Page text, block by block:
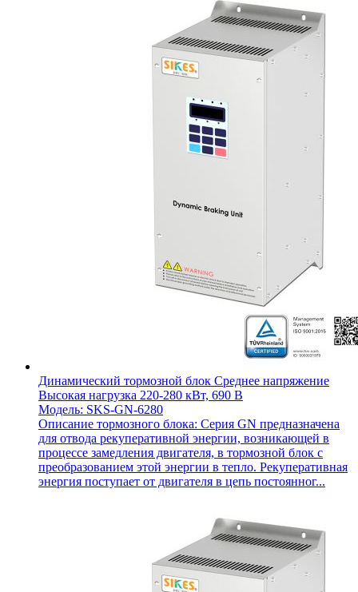
Динамический тормозной блок Среднее напряжение
Высокая нагрузка 220-280 кВт, 690 В
Модель: SKS-GN-6280
Описание тормозного блока: Серия GN предназначена
для отвода рекуперативной энергии, возникающей в
процессе замедления двигателя, в тормозной блок с
преобразованием этой энергии в тепло. Рекуперативная
энергия поступает от двигателя в цепь постоянног...